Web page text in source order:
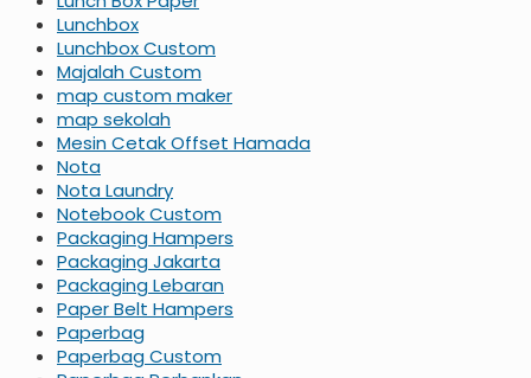
Lunchbox
Lunchbox Custom
Majalah Custom
map custom maker
map sekolah
Mesin Cetak Offset Hamada
Nota
Nota Laundry
Notebook Custom
Packaging Hampers
Packaging Jakarta
Packaging Lebaran
Paper Belt Hampers
Paperbag
Paperbag Custom